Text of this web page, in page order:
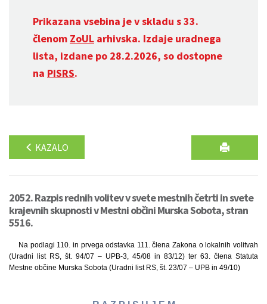
Prikazana vsebina je v skladu s 33.
členom ZoUL arhivska. Izdaje uradnega
lista, izdane po 28.2.2026, so dostopne
na PISRS.
KAZALO
2052. Razpis rednih volitev v svete mestnih četrti in svete
krajevnih skupnosti v Mestni občini Murska Sobota, stran
5516.
Na podlagi 110. in prvega odstavka 111. člena Zakona o lokalnih volitvah
(Uradni list RS, št. 94/07 – UPB-3, 45/08 in 83/12) ter 63. člena Statuta
Mestne občine Murska Sobota (Uradni list RS, št. 23/07 – UPB in 49/10)